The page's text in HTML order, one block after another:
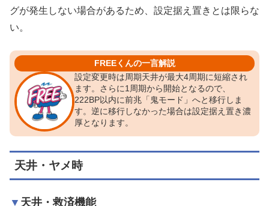
グが発生しない場合があるため、設定据え置きとは限らな
い。
FREEくんの一言解説
設定変更時は周期天井が最大4周期に短縮され
ます。さらに1周期から開始となるので、
222BP以内に前兆「鬼モード」へと移行しま
す。逆に移行しなかった場合は設定据え置き濃
厚となります。
天井・ヤメ時
天井・救済機能